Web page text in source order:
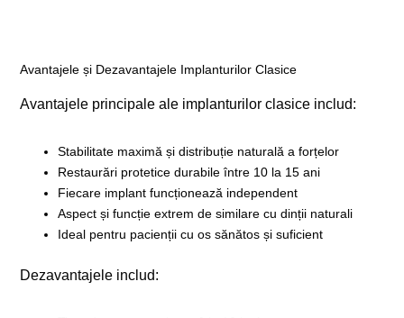
Avantajele și Dezavantajele Implanturilor Clasice
Avantajele principale ale implanturilor clasice includ:
Stabilitate maximă și distribuție naturală a forțelor
Restaurări protetice durabile între 10 la 15 ani
Fiecare implant funcționează independent
Aspect și funcție extrem de similare cu dinții naturali
Ideal pentru pacienții cu os sănătos și suficient
Dezavantajele includ: